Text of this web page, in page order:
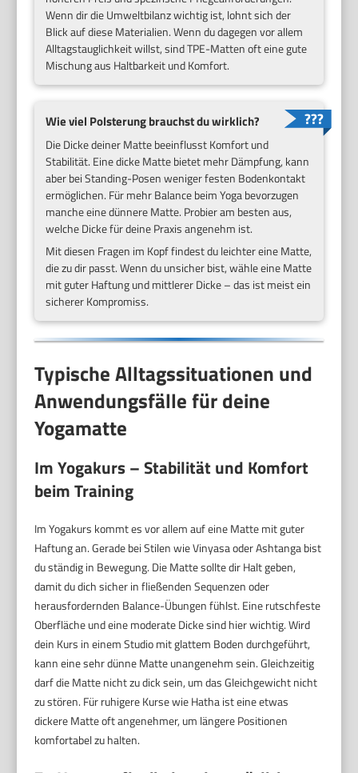
Wenn dir die Umweltbilanz wichtig ist, lohnt sich der
Blick auf diese Materialien. Wenn du dagegen vor allem
Alltagstauglichkeit willst, sind TPE-Matten oft eine gute
Mischung aus Haltbarkeit und Komfort.
Wie viel Polsterung brauchst du wirklich?
Die Dicke deiner Matte beeinflusst Komfort und
Stabilität. Eine dicke Matte bietet mehr Dämpfung, kann
aber bei Standing-Posen weniger festen Bodenkontakt
ermöglichen. Für mehr Balance beim Yoga bevorzugen
manche eine dünnere Matte. Probier am besten aus,
welche Dicke für deine Praxis angenehm ist.
Mit diesen Fragen im Kopf findest du leichter eine Matte,
die zu dir passt. Wenn du unsicher bist, wähle eine Matte
mit guter Haftung und mittlerer Dicke – das ist meist ein
sicherer Kompromiss.
Typische Alltagssituationen und
Anwendungsfälle für deine
Yogamatte
Im Yogakurs – Stabilität und Komfort
beim Training
Im Yogakurs kommt es vor allem auf eine Matte mit guter
Haftung an. Gerade bei Stilen wie Vinyasa oder Ashtanga bist
du ständig in Bewegung. Die Matte sollte dir Halt geben,
damit du dich sicher in fließenden Sequenzen oder
herausfordernden Balance-Übungen fühlst. Eine rutschfeste
Oberfläche und eine moderate Dicke sind hier wichtig. Wird
dein Kurs in einem Studio mit glattem Boden durchgeführt,
kann eine sehr dünne Matte unangenehm sein. Gleichzeitig
darf die Matte nicht zu dick sein, um das Gleichgewicht nicht
zu stören. Für ruhigere Kurse wie Hatha ist eine etwas
dickere Matte oft angenehmer, um längere Positionen
komfortabel zu halten.